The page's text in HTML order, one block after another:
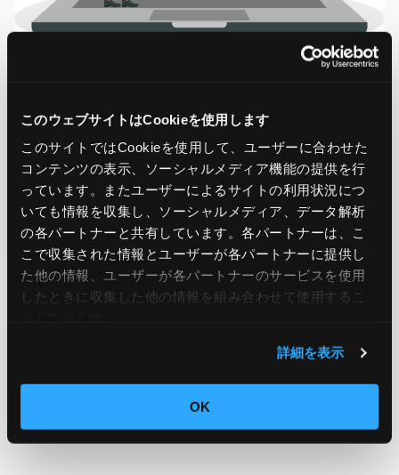
このウェブサイトはCookieを使用します
このサイトではCookieを使用して、ユーザーに合わせた
コンテンツの表示、ソーシャルメディア機能の提供を行
っています。またユーザーによるサイトの利用状況につ
いても情報を収集し、ソーシャルメディア、データ解析
の各パートナーと共有しています。各パートナーは、こ
こで収集された情報とユーザーが各パートナーに提供し
た他の情報、ユーザーが各パートナーのサービスを使用
したときに収集した他の情報を組み合わせて使用​​するこ
詳細を表示
OK
ムウェア攻撃です。被害の全容や攻撃を受けた後の現在に
ついてはその多くが明らかになっているわけではありませ
んが、前者ではシステムが深刻な被害を受けたことで、外
部専門家の協力を得ながらの復旧作業が求められました。
なお、同社については攻撃者からの身代金の支払いには応
じていません。
代替システムを稼働させることで機会損失の抑制に努めま
対策が功を奏したと言えるでしょう。ただ、攻撃者による身
代金の要求に応じたかどうかは明らかになってはいません。